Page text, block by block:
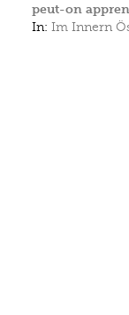
peut-on
In: Im Innern